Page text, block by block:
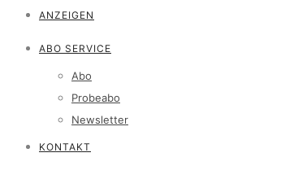
ANZEIGEN
ABO SERVICE
Abo
Probeabo
Newsletter
KONTAKT